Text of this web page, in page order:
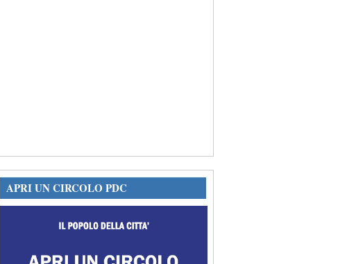
APRI UN CIRCOLO PDC